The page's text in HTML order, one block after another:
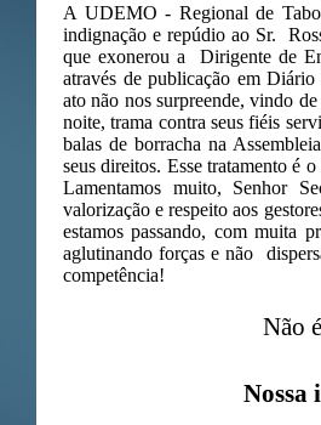
A UDEMO - Regional de
indignação e repúdio ao Sr.
que exonerou a Dirigente de
através de publicação em
ato não nos surpreende, vindo
noite, trama contra seus fiéis
balas de borracha na
seus direitos. Esse tratamento é
Lamentamos muito, Senhor
valorização e respeito aos
estamos passando, com muita
aglutinando forças e não
competência!
Não
Nossa